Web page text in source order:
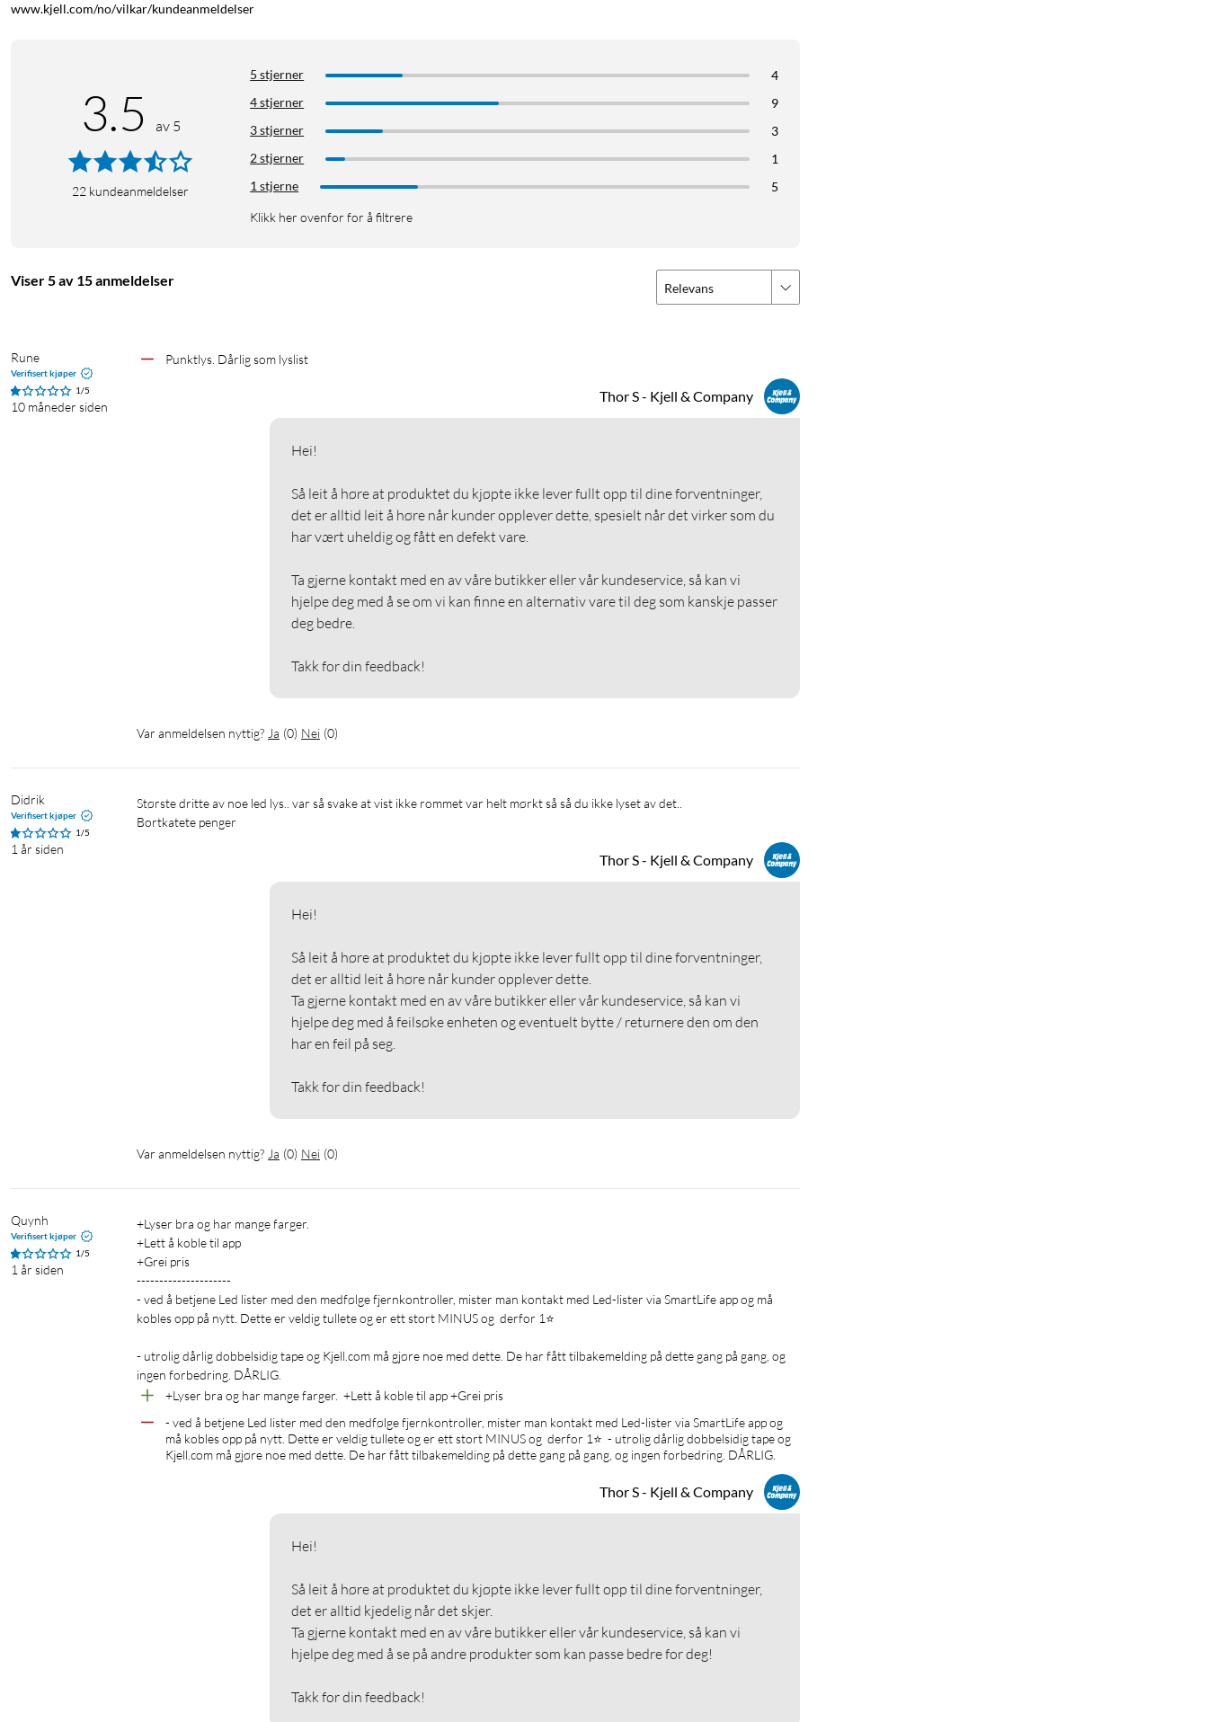
www.kjell.com/no/vilkar/kundeanmeldelser
3.5 av 5
22 kundeanmeldelser
5 stjerner
4
4 stjerner
9
3 stjerner
3
2 stjerner
1
1 stjerne
5
Klikk her ovenfor for å filtrere
Viser 5 av 15 anmeldelser Relevans
Rune
Verifisert kjøper
1/5
10 måneder siden
Punktlys. Dårlig som lyslist
Thor S - Kjell & Company
Hei!
Så leit å høre at produktet du kjøpte ikke lever fullt opp til dine forventninger,
det er alltid leit å høre når kunder opplever dette, spesielt når det virker som du
har vært uheldig og fått en defekt vare.
Ta gjerne kontakt med en av våre butikker eller vår kundeservice, så kan vi
hjelpe deg med å se om vi kan finne en alternativ vare til deg som kanskje passer
deg bedre.
Takk for din feedback!
Var anmeldelsen nyttig? Ja (0) Nei (0)
Didrik
Verifisert kjøper
1/5
1 år siden
Største dritte av noe led lys.. var så svake at vist ikke rommet var helt mørkt så så du ikke lyset av det..
Bortkatete penger
Thor S - Kjell & Company
Hei!
Så leit å høre at produktet du kjøpte ikke lever fullt opp til dine forventninger,
det er alltid leit å høre når kunder opplever dette.
Ta gjerne kontakt med en av våre butikker eller vår kundeservice, så kan vi
hjelpe deg med å feilsøke enheten og eventuelt bytte / returnere den om den
har en feil på seg.
Takk for din feedback!
Var anmeldelsen nyttig? Ja (0) Nei (0)
Quynh
Verifisert kjøper
1/5
1 år siden
+Lyser bra og har mange farger.
+Lett å koble til app
+Grei pris
---------------------
- ved å betjene Led lister med den medfølge fjernkontroller, mister man kontakt med Led-lister via SmartLife app og må
kobles opp på nytt. Dette er veldig tullete og er ett stort MINUS og  derfor 1⭐️
- utrolig dårlig dobbelsidig tape og Kjell.com må gjøre noe med dette. De har fått tilbakemelding på dette gang på gang, og
+Lyser bra og har mange farger.  +Lett å koble til app +Grei pris
- ved å betjene Led lister med den medfølge fjernkontroller, mister man kontakt med Led-lister via SmartLife app og
må kobles opp på nytt. Dette er veldig tullete og er ett stort MINUS og  derfor 1⭐️  - utrolig dårlig dobbelsidig tape og
Kjell.com må gjøre noe med dette. De har fått tilbakemelding på dette gang på gang, og ingen forbedring. DÅRLIG.
Thor S - Kjell & Company
Hei!
Så leit å høre at produktet du kjøpte ikke lever fullt opp til dine forventninger,
det er alltid kjedelig når det skjer.
Ta gjerne kontakt med en av våre butikker eller vår kundeservice, så kan vi
hjelpe deg med å se på andre produkter som kan passe bedre for deg!
Takk for din feedback!